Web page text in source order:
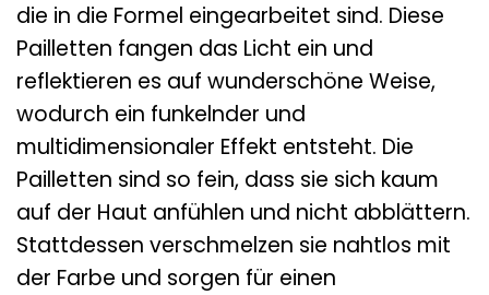
die in die Formel eingearbeitet sind. Diese
Pailletten fangen das Licht ein und
reflektieren es auf wunderschöne Weise,
wodurch ein funkelnder und
multidimensionaler Effekt entsteht. Die
Pailletten sind so fein, dass sie sich kaum
auf der Haut anfühlen und nicht abblättern.
Stattdessen verschmelzen sie nahtlos mit
der Farbe und sorgen für einen